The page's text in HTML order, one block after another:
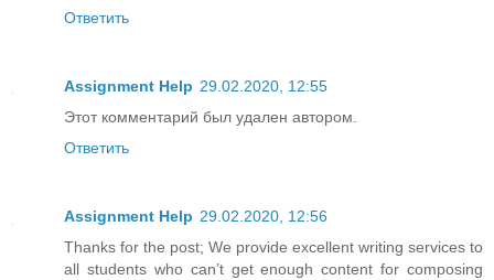
Ответить
Assignment Help 29.02.2020, 12:55
Этот комментарий был удален автором.
Ответить
Assignment Help 29.02.2020, 12:56
Thanks for the post; We provide excellent writing services to
all students who can’t get enough content for composing